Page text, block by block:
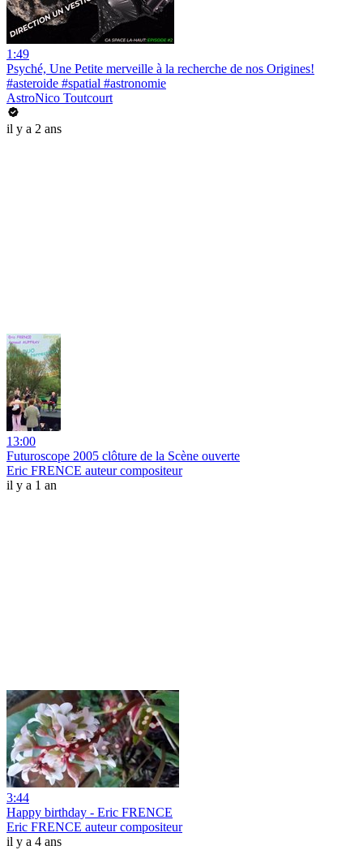
1:49
Psyché, Une Petite merveille à la recherche de nos Origines!
#asteroide #spatial #astronomie
AstroNico Toutcourt
il y a 2 ans
13:00
Futuroscope 2005 clôture de la Scène ouverte
Eric FRENCE auteur compositeur
il y a 1 an
3:44
Happy birthday - Eric FRENCE
Eric FRENCE auteur compositeur
il y a 4 ans